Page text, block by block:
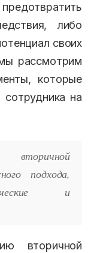
либо
своих
рассмотрим
которые
на
вторичной
подхода,
и
вторичной